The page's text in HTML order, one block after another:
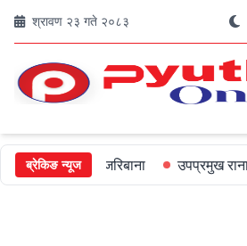
श्रावण २३ गते २०८३
ब्रेकिङ न्यूज
५०० जरिबाना उपप्रमुख रानासँगै तीन